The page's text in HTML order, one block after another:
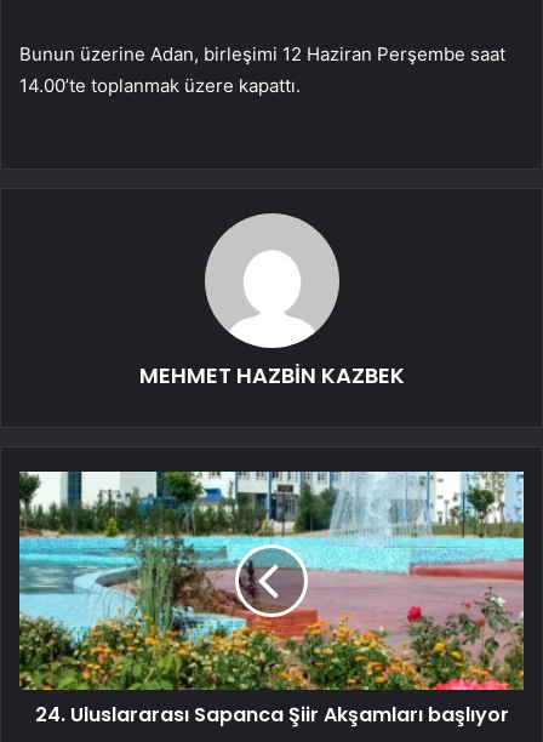
Bunun üzerine Adan, birleşimi 12 Haziran Perşembe saat
14.00’te toplanmak üzere kapattı.
MEHMET HAZBİN KAZBEK
24. Uluslararası Sapanca Şiir Akşamları başlıyor